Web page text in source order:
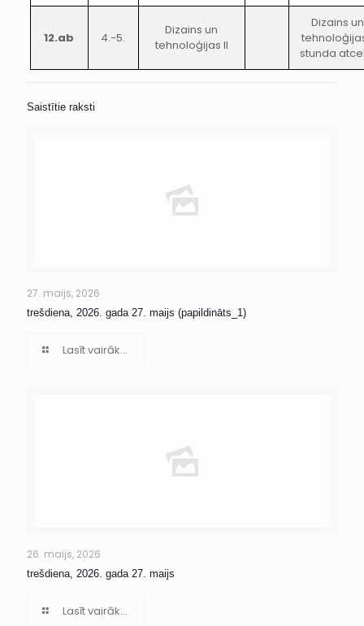
12.ab 4.-5.
Dizains un
tehnoloģijas II
Dizains un
stunda
Saistītie raksti
27. maijs, 2026
trešdiena, 2026. gada 27. maijs (papildināts_1)
Lasīt vairāk...
26. maijs, 2026
trešdiena, 2026. gada 27. maijs
Lasīt vairāk...